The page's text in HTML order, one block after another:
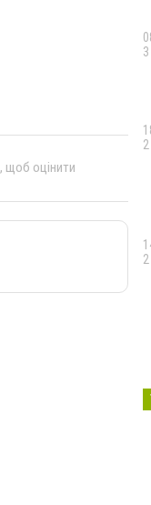
, щоб оцінити